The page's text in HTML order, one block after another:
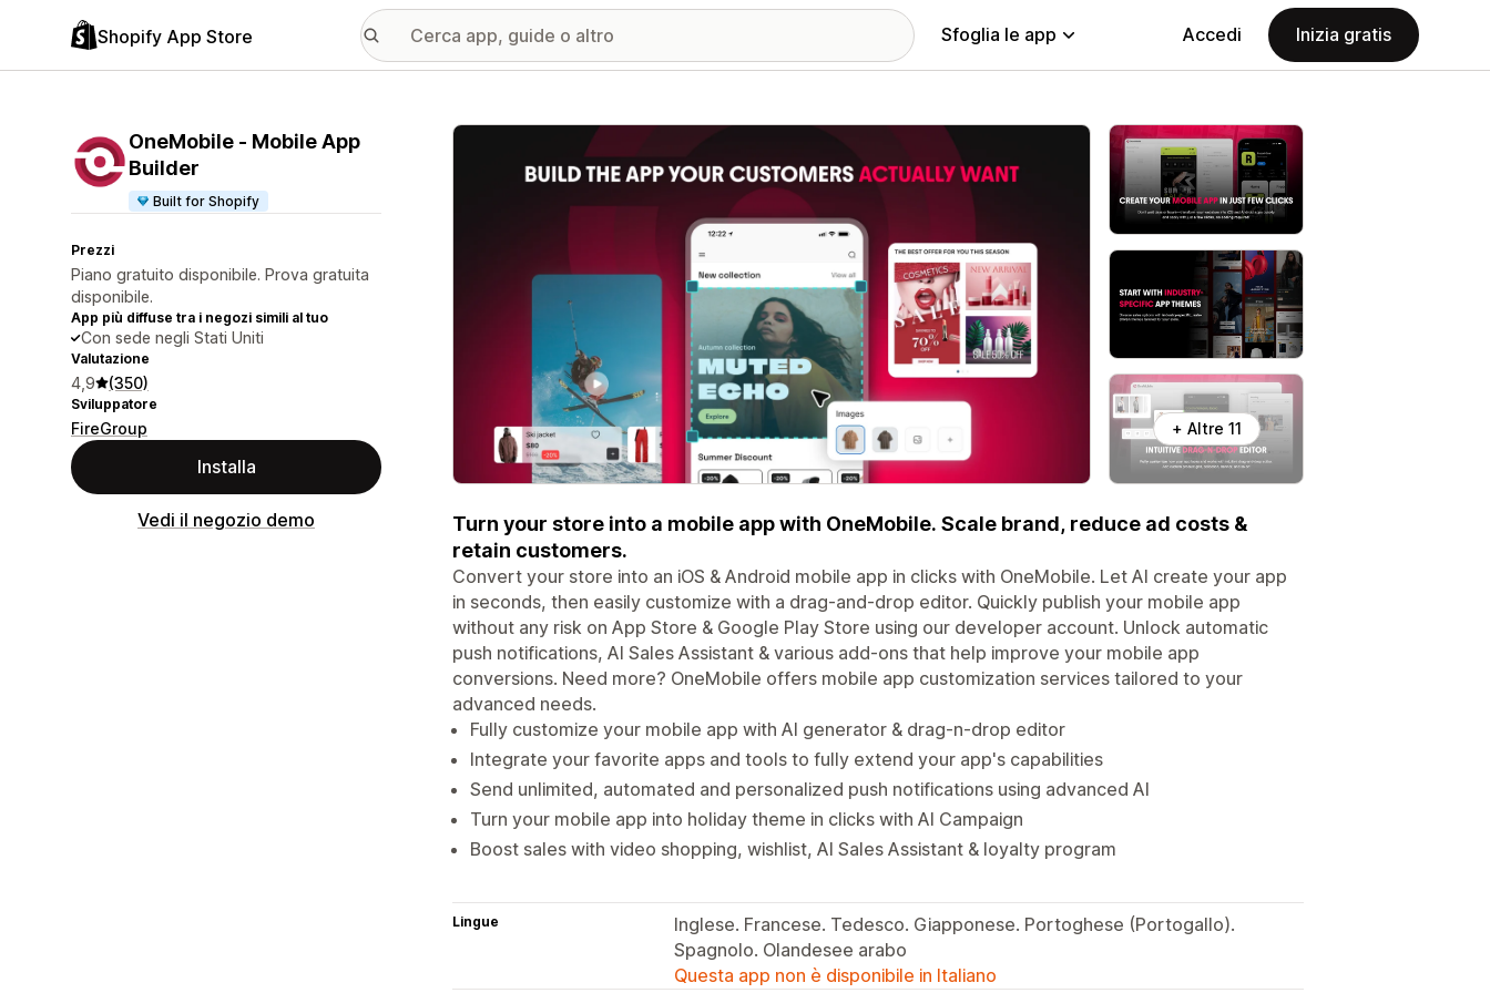
Shopify App Store Sfoglia le app Accedi Inizia gratis
OneMobile ‑ Mobile App
Builder
Built for Shopify
Prezzi
Piano gratuito disponibile. Prova gratuita
disponibile.
App più diffuse tra i negozi simili al tuo
Con sede negli Stati Uniti
Valutazione
4,9 (350)
Sviluppatore
FireGroup
Installa
Vedi il negozio demo
Galleria immagini in evidenza
+ Altre 11
Turn your store into a mobile app with OneMobile. Scale brand, reduce ad costs &
retain customers.
Convert your store into an iOS & Android mobile app in clicks with OneMobile. Let AI create your app
in seconds, then easily customize with a drag-and-drop editor. Quickly publish your mobile app
without any risk on App Store & Google Play Store using our developer account. Unlock automatic
push notifications, AI Sales Assistant & various add-ons that help improve your mobile app
conversions. Need more? OneMobile offers mobile app customization services tailored to your
advanced needs.
Fully customize your mobile app with AI generator & drag-n-drop editor
Integrate your favorite apps and tools to fully extend your app's capabilities
Send unlimited, automated and personalized push notifications using advanced AI
Turn your mobile app into holiday theme in clicks with AI Campaign
Boost sales with video shopping, wishlist, AI Sales Assistant & loyalty program
Lingue
Inglese. Francese. Tedesco. Giapponese. Portoghese (Portogallo).
Spagnolo. Olandesee arabo
Questa app non è disponibile in Italiano